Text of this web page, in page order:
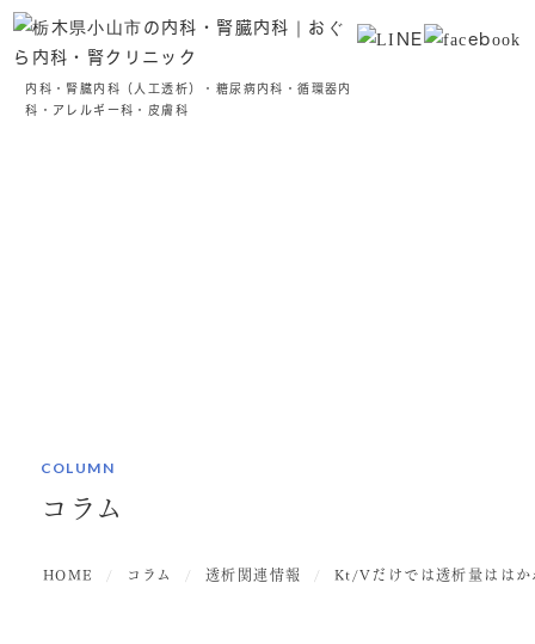
内科・腎臓内科（人工透析）・糖尿病内科・循環器内
科・アレルギー科・皮膚科
コラム
HOME コラム 透析関連情報 Kt/Vだけでは透析量ははか